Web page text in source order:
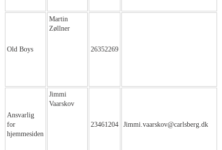
Old Boys
Martin
Zøllner
26352269
Ansvarlig
for
hjemmesiden
Jimmi
Vaarskov
23461204 Jimmi.vaarskov@carlsberg.dk